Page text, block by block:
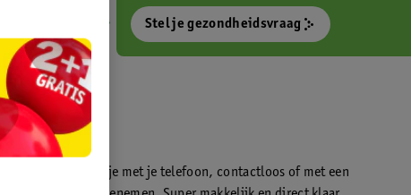
Stel je gezondheidsvraag
waarmee je met je telefoon, contactloos of met een